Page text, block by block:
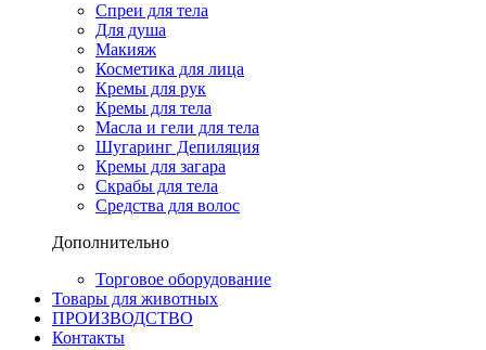
Спреи для тела
Для душа
Макияж
Косметика для лица
Кремы для рук
Кремы для тела
Масла и гели для тела
Шугаринг Депиляция
Кремы для загара
Скрабы для тела
Средства для волос
Дополнительно
Торговое оборудование
Товары для животных
ПРОИЗВОДСТВО
Контакты